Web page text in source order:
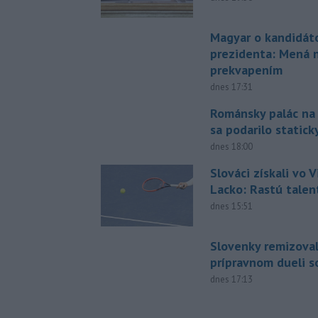
Magyar o
prezidenta: Mená
prekvapením
dnes 17:31
Románsky palác
sa podarilo
dnes 18:00
Slováci získali vo
Lacko: Rastú
dnes 15:51
Slovenky
prípravnom dueli
dnes 17:13